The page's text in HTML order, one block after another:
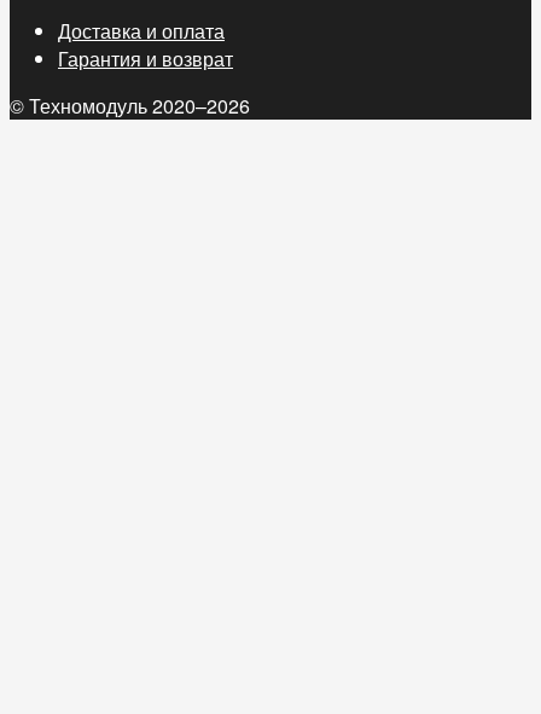
Доставка и оплата
Гарантия и возврат
© Техномодуль 2020–2026